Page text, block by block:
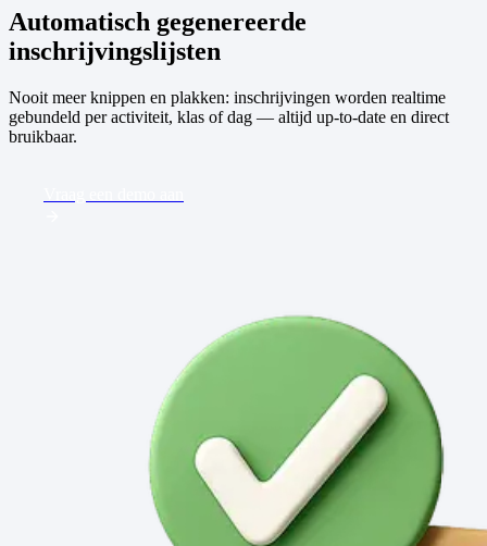
Automatisch gegenereerde
inschrijvingslijsten
Nooit meer knippen en plakken: inschrijvingen worden realtime
gebundeld per activiteit, klas of dag — altijd up-to-date en direct
bruikbaar.